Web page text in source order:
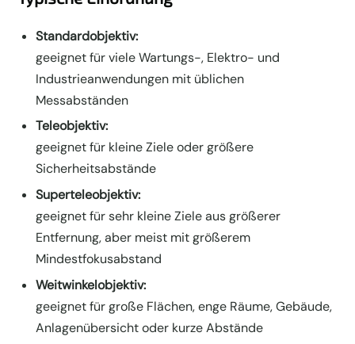
Standardobjektiv:
geeignet für viele Wartungs-, Elektro- und
Industrieanwendungen mit üblichen
Messabständen
Teleobjektiv:
geeignet für kleine Ziele oder größere
Sicherheitsabstände
Superteleobjektiv:
geeignet für sehr kleine Ziele aus größerer
Entfernung, aber meist mit größerem
Mindestfokusabstand
Weitwinkelobjektiv:
geeignet für große Flächen, enge Räume, Gebäude,
Anlagenübersicht oder kurze Abstände